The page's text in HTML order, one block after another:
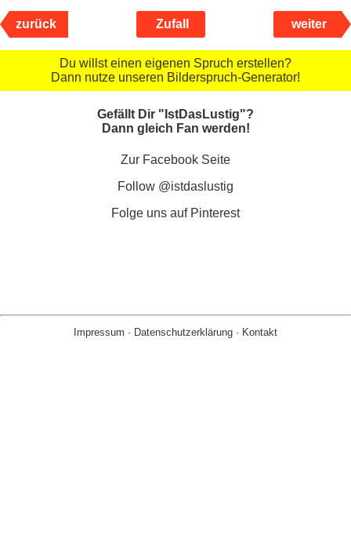
zurück Zufall weiter
Du willst einen eigenen Spruch erstellen?
Dann nutze unseren Bilderspruch-Generator!
Gefällt Dir "IstDasLustig"?
Dann gleich Fan werden!
Zur Facebook Seite
Follow @istdaslustig
Folge uns auf Pinterest
Impressum · Datenschutzerklärung · Kontakt